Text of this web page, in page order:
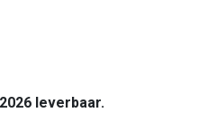
leverbaar.